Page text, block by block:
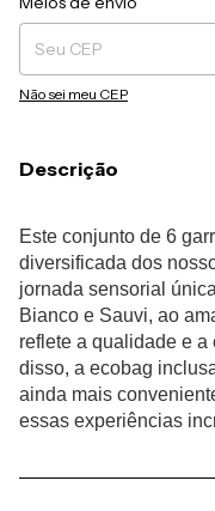
Não sei meu CEP
Descrição
Este conjunto de 6
diversificada dos
jornada sensorial
Bianco e Sauvi, ao
reflete a qualidade e
disso, a ecobag
ainda mais
essas experiências